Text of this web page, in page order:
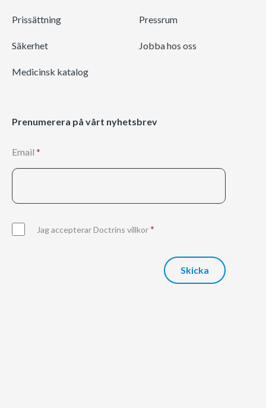
Prissättning
Säkerhet
Medicinsk katalog
Pressrum
Jobba hos oss
Prenumerera på vårt nyhetsbrev